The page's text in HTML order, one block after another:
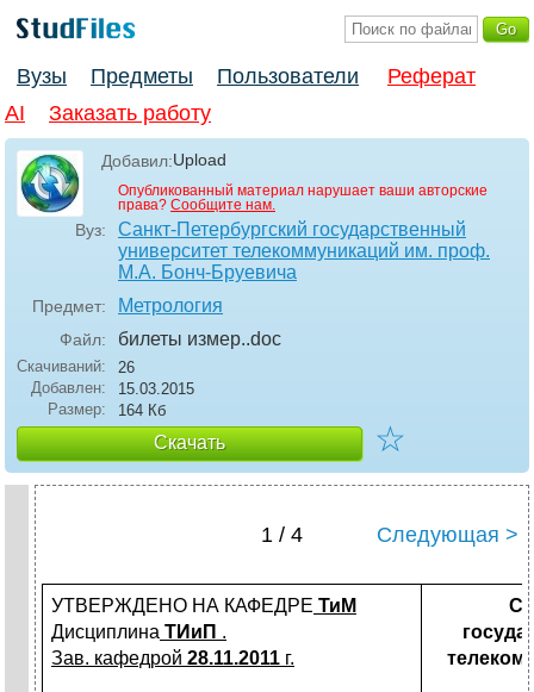
Вузы Предметы Пользователи
Реферат
AI
Заказать работу
Добавил:Upload
Опубликованный материал нарушает ваши авторские
права? Сообщите нам.
Вуз:
Санкт-Петербургский государственный
университет телекоммуникаций им. проф.
М.А. Бонч-Бруевича
Предмет: Метрология
Файл: билеты измер..doc
Скачиваний:
26
Добавлен:
15.03.2015
Размер:
164 Кб
Скачать ☆
1 / 4 Следующая >
УТВЕРЖДЕНО НА КАФЕДРЕ ТиМ
Дисциплина ТИиП .
Зав. кафедрой 28.11.2011 г.